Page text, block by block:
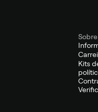
Sobre
Kits